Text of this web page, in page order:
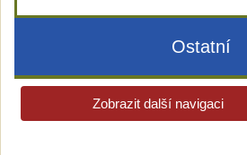
Ostatní
Zobrazit další navigaci